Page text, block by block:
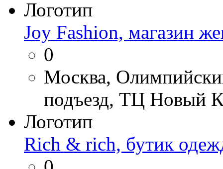
Логотип
Joy Fashion, магазин
0
Москва,
подъезд, ТЦ Новый
Логотип
Rich & rich, бутик